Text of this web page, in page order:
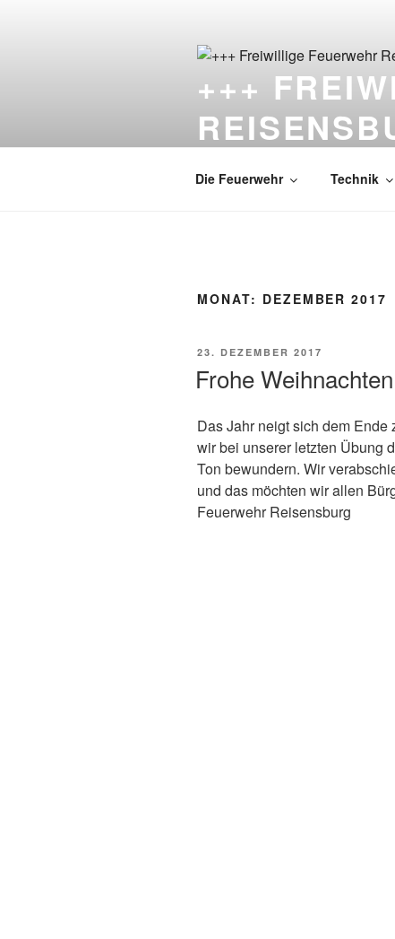
+++
Die Feuerwehr Technik
MONAT: DEZEMBER 2017
VERÖFFENTLICHT
23. DEZEMBER 2017
Frohe Weihnachten
Das Jahr neigt sich dem
wir bei unserer letzten Übung
Ton bewundern. Wir
und das möchten wir allen
Feuerwehr Reisensburg